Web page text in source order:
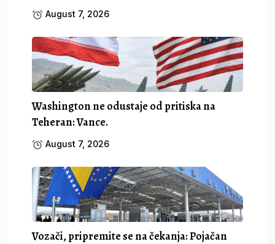
August 7, 2026
Washington ne odustaje od pritiska na
Teheran: Vance.
August 7, 2026
Vozači, pripremite se na čekanja: Pojačan